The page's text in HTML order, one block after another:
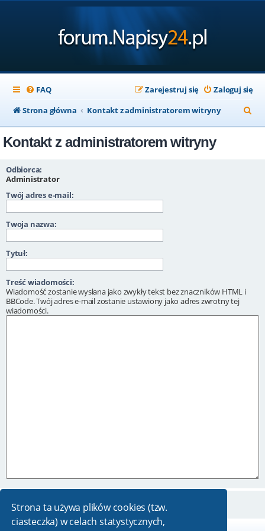
Strona ta używa plików cookies (tzw.
ciasteczka) w celach statystycznych,
FAQ Zaloguj się
Zarejestruj się
Strona główna
Kontakt z administratorem witryny
z
Kontakt z administratorem witryny
Odbiorca:
Administrator
Twój adres e-mail:
Twoja nazwa:
Tytuł:
Treść wiadomości:
Wiadomość zostanie wysłana jako zwykły tekst bez znaczników HTML i
BBCode. Twój adres e-mail zostanie ustawiony jako adres zwrotny tej
wiadomości.